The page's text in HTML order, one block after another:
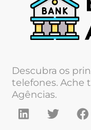
Descubra os
telefones. Ache
Agências.